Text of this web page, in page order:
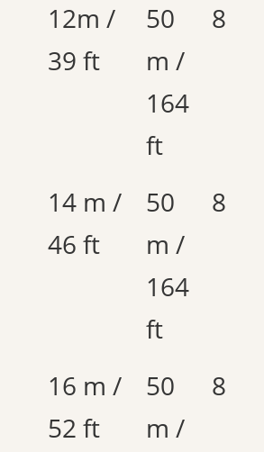
12m /
39 ft
50
m /
164
ft
8
14 m /
46 ft
50
m /
164
ft
8
16 m /
52 ft
50
m /
8